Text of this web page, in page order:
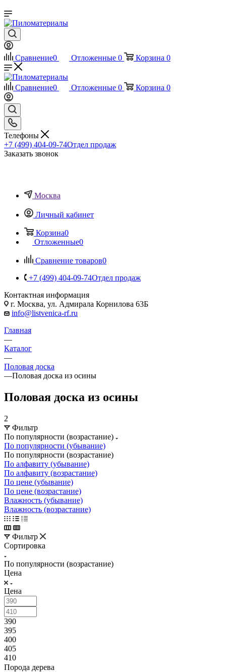
Сравнение0 Отложенные 0 Корзина 0
Сравнение0 Отложенные 0 Корзина 0
Телефоны
+7 (499) 404-09-74Отдел продаж
Заказать звонок
Москва
Личный кабинет
Корзина0
Отложенные0
Сравнение товаров0
+7 (499) 404-09-74Отдел продаж
Контактная информация
г. Москва, ул. Адмирала Корнилова 63Б
info@listvenica-rf.ru
Главная
—
Каталог
—
Половая доска
—Половая доска из осины
Половая доска из осины
2
Фильтр
По популярности (возрастание)
По популярности (убывание)
По популярности (возрастание)
По алфавиту (убывание)
По алфавиту (возрастание)
По цене (убывание)
По цене (возрастание)
Влажность (убывание)
Влажность (возрастание)
Фильтр
Сортировка
По популярности (возрастание)
Цена
Цена
390
395
400
405
410
Порода дерева